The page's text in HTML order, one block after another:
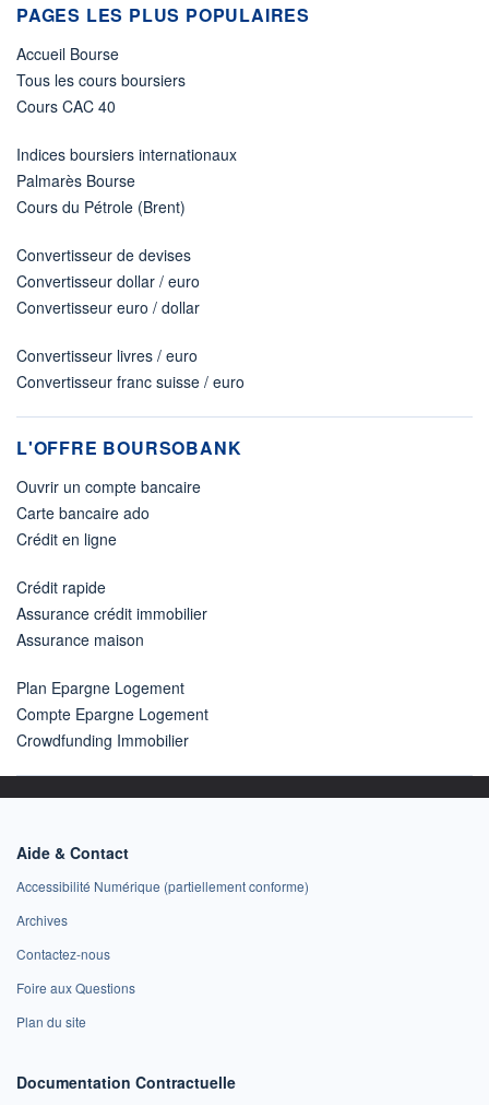
PAGES LES PLUS POPULAIRES
Accueil Bourse
Tous les cours boursiers
Cours CAC 40
Indices boursiers internationaux
Palmarès Bourse
Cours du Pétrole (Brent)
Convertisseur de devises
Convertisseur dollar / euro
Convertisseur euro / dollar
Convertisseur livres / euro
Convertisseur franc suisse / euro
L'OFFRE BOURSOBANK
Ouvrir un compte bancaire
Carte bancaire ado
Crédit en ligne
Crédit rapide
Assurance crédit immobilier
Assurance maison
Plan Epargne Logement
Compte Epargne Logement
Crowdfunding Immobilier
Aide & Contact
Accessibilité Numérique (partiellement conforme)
Archives
Contactez-nous
Foire aux Questions
Plan du site
Documentation Contractuelle